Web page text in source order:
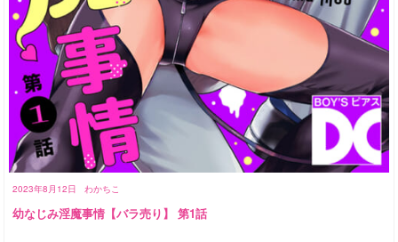
2023年8月12日 わかちこ
幼なじみ淫魔事情【バラ売り】 第1話